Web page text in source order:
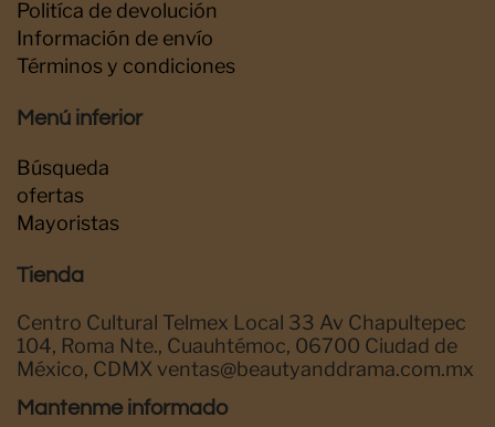
Politíca de devolución
Información de envío
Términos y condiciones
Menú inferior
Búsqueda
ofertas
Mayoristas
Tienda
Centro Cultural Telmex Local 33 Av Chapultepec
104, Roma Nte., Cuauhtémoc, 06700 Ciudad de
México, CDMX ventas@beautyanddrama.com.mx
Mantenme informado